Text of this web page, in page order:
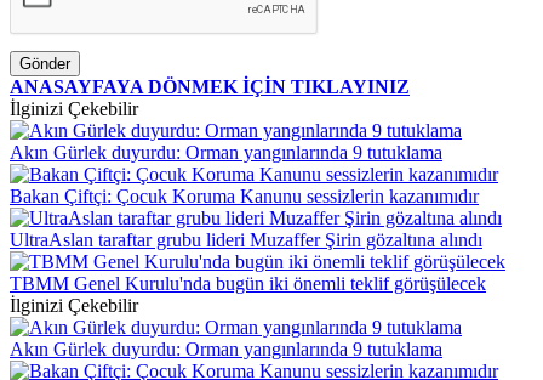
Gönder
ANASAYFAYA DÖNMEK İÇİN TIKLAYINIZ
İlginizi Çekebilir
Akın Gürlek duyurdu: Orman yangınlarında 9 tutuklama
Bakan Çiftçi: Çocuk Koruma Kanunu sessizlerin kazanımıdır
UltraAslan taraftar grubu lideri Muzaffer Şirin gözaltına alındı
TBMM Genel Kurulu'nda bugün iki önemli teklif görüşülecek
İlginizi Çekebilir
Akın Gürlek duyurdu: Orman yangınlarında 9 tutuklama